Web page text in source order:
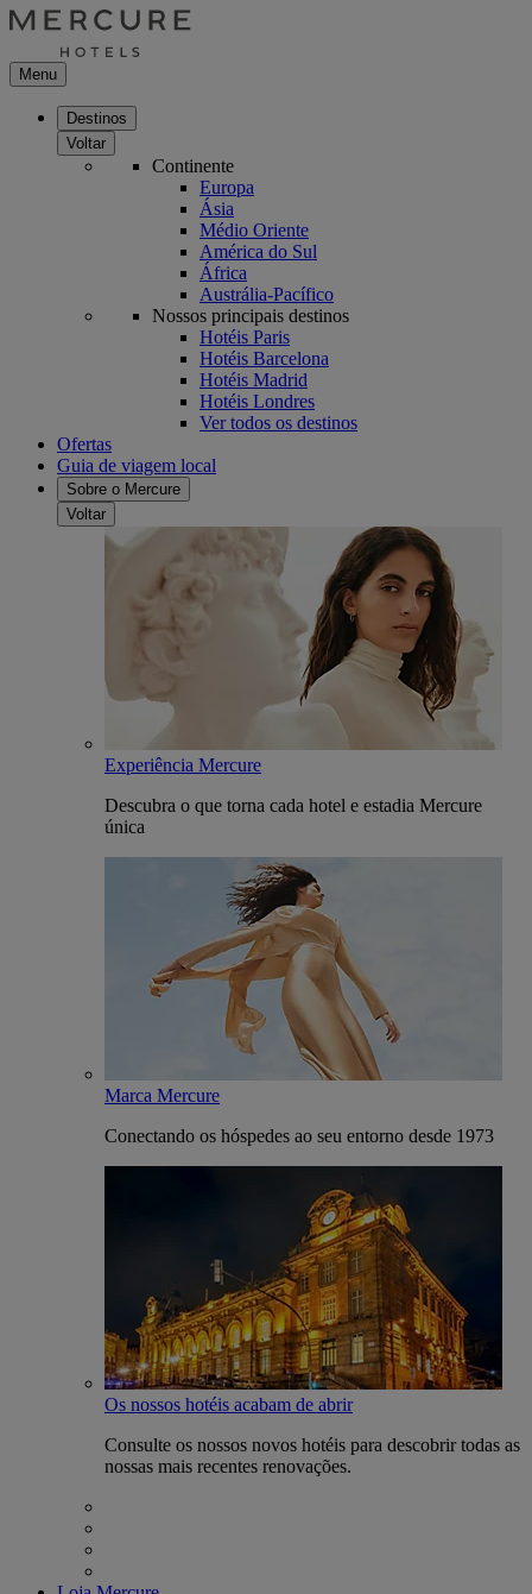
Menu
Destinos
Voltar
Continente
Europa
Ásia
Médio Oriente
América do Sul
África
Austrália-Pacífico
Nossos principais destinos
Hotéis Paris
Hotéis Barcelona
Hotéis Madrid
Hotéis Londres
Ver todos os destinos
Ofertas
Guia de viagem local
Sobre o Mercure
Voltar
Experiência Mercure
Descubra o que torna cada hotel e estadia Mercure
única
Marca Mercure
Conectando os hóspedes ao seu entorno desde 1973
Os nossos hotéis acabam de abrir
Consulte os nossos novos hotéis para descobrir todas as
nossas mais recentes renovações.